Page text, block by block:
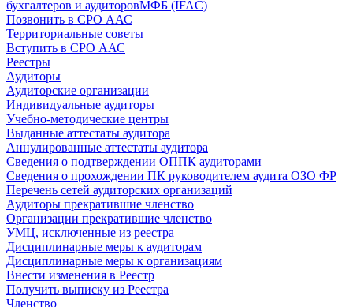
бухгалтеров и аудиторовМФБ (IFAC)
Позвонить в СРО ААС
Территориальные советы
Вступить в СРО ААС
Реестры
Аудиторы
Аудиторские организации
Индивидуальные аудиторы
Учебно-методические центры
Выданные аттестаты аудитора
Аннулированные аттестаты аудитора
Сведения о подтверждении ОППК аудиторами
Сведения о прохождении ПК руководителем аудита ОЗО ФР
Перечень сетей аудиторских организаций
Аудиторы прекратившие членство
Организации прекратившие членство
УМЦ, исключенные из реестра
Дисциплинарные меры к аудиторам
Дисциплинарные меры к организациям
Внести изменения в Реестр
Получить выписку из Реестра
Членство